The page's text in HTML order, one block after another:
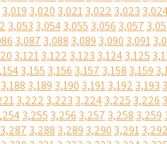
3,019 3,020 3,0213,022 3,023
3,053 3,0543,055 3,056 3,057
3,087 3,088 3,089 3,090 3,091
3,1213,122 3,123 3,1243,125
3,155 3,156 3,157 3,158 3,159
3,188 3,189 3,190 3,1913,192 3,193
3,222 3,223 3,2243,225 3,226
3,255 3,256 3,257 3,258 3,259
3,287 3,288 3,289 3,290 3,2913,292